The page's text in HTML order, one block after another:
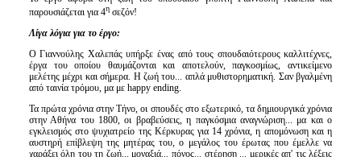
παρουσιάζεται για 4ησεζόν!
Λίγα λόγια για το έργο:
Ο Γιαννούλης Χαλεπάς υπήρξε ένας από τους σπουδαιότερους καλλιτέχνες,
έργα του οποίου θαυμάζονται και αποτελούν, παγκοσμίως, αντικείμενο
μελέτης μέχρι και σήμερα. Η ζωή του... απλά μυθιστορηματική. Σαν βγαλμένη
από ταινία τρόμου, μα με happy ending.
Τα πρώτα χρόνια στην Τήνο, οι σπουδές στο εξωτερικό, τα δημιουργικά χρόνια
στην Αθήνα του 1800, οι βραβεύσεις, η παγκόσμια αναγνώριση... μα και ο
εγκλεισμός στο ψυχιατρείο της Κέρκυρας για 14 χρόνια, η απομόνωση και η
αυστηρή επίβλεψη της μητέρας του, ο μεγάλος του έρωτας που έμελλε να
χαράξει όλη του τη ζωή... μοναξιά... πόνος... στέρηση ... μερικές απ' τις λέξεις